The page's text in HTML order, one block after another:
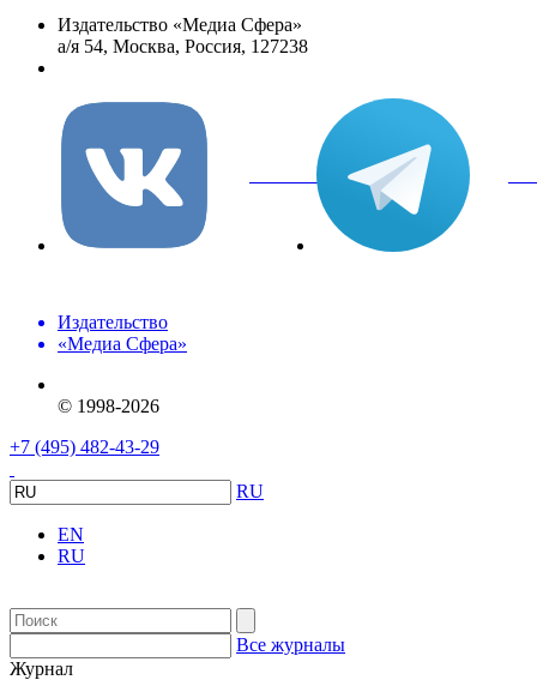
Издательство «Медиа Сфера»
а/я 54, Москва, Россия, 127238
вКонтакте
Издательство
«Медиа Сфера»
© 1998-2026
+7 (495) 482-43-29
RU
EN
RU
Все журналы
Журнал